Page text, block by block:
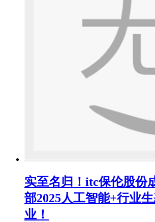
实至名归！itc保伦股份
部2025人工智能+行业
业！